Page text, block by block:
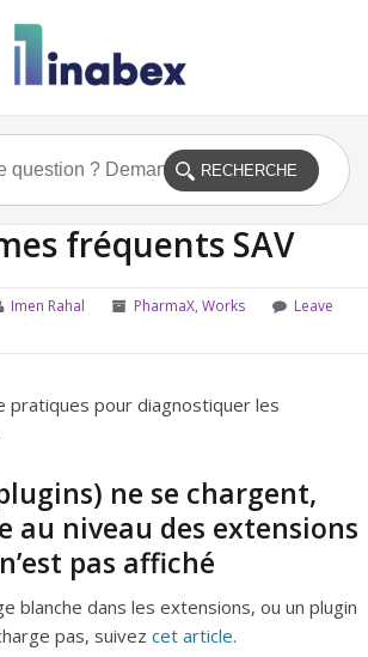
fréquents SAV
Imen Rahal PharmaX, Works
Leave
pratiques pour diagnostiquer les
ne se chargent,
au niveau des extensions
pas affiché
blanche dans les extensions, ou un plugin
pas, suivez cet article.